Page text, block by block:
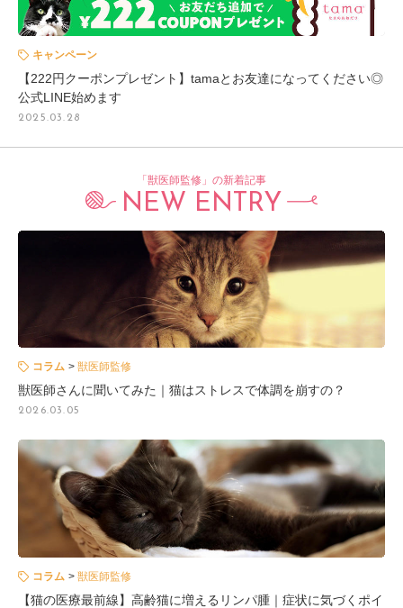
キャンペーン
【222円クーポンプレゼント】tamaとお友達になってください◎
公式LINE始めます
2025.03.28
「獣医師監修」の新着記事
NEW ENTRY
コラム 獣医師監修
獣医師さんに聞いてみた｜猫はストレスで体調を崩すの？
2026.03.05
コラム 獣医師監修
【猫の医療最前線】高齢猫に増えるリンパ腫｜症状に気づくポイ